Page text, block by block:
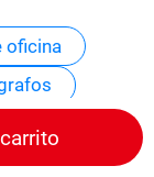
oficina